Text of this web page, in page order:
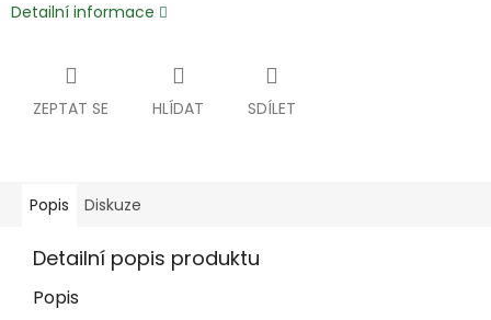
Detailní informace
ZEPTAT SE HLÍDAT SDÍLET
Popis Diskuze
Detailní popis produktu
Popis